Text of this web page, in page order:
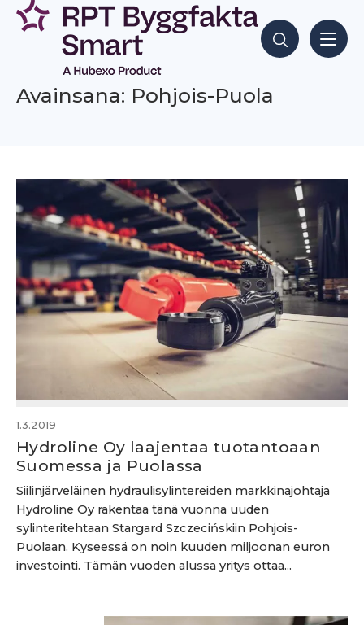
Siirry
sisältöön
Hae sisältöjä
Avainsana: Pohjois-Puola
1.3.2019
Hydroline Oy laajentaa tuotantoaan
Suomessa ja Puolassa
Siilinjärveläinen hydraulisylintereiden markkinajohtaja
Hydroline Oy rakentaa tänä vuonna uuden
sylinteritehtaan Stargard Szczecińskiin Pohjois-
Puolaan. Kyseessä on noin kuuden miljoonan euron
investointi. Tämän vuoden alussa yritys ottaa...